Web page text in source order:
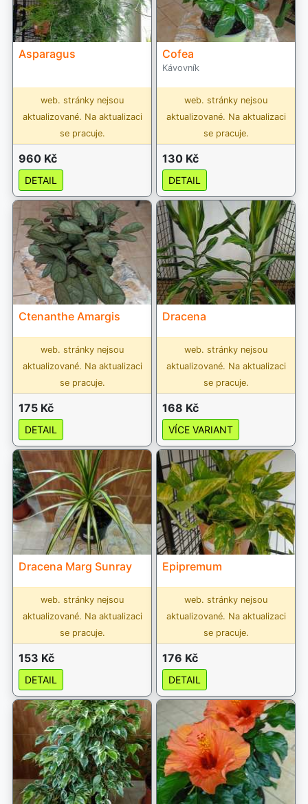
Asparagus
web. stránky nejsou
aktualizované. Na aktualizaci
se pracuje.
960 Kč
DETAIL
Cofea
Kávovník
web. stránky nejsou
aktualizované. Na aktualizaci
se pracuje.
130 Kč
DETAIL
Ctenanthe Amargis
web. stránky nejsou
aktualizované. Na aktualizaci
se pracuje.
175 Kč
DETAIL
Dracena
web. stránky nejsou
aktualizované. Na aktualizaci
se pracuje.
168 Kč
VÍCE VARIANT
Dracena Marg Sunray
web. stránky nejsou
aktualizované. Na aktualizaci
se pracuje.
153 Kč
DETAIL
Epipremum
web. stránky nejsou
aktualizované. Na aktualizaci
se pracuje.
176 Kč
DETAIL